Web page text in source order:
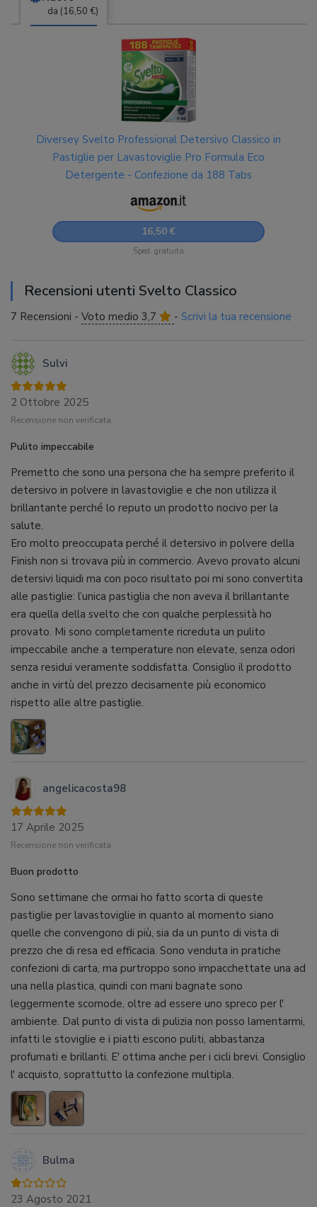
da (16,50 €)
Diversey Svelto Professional Detersivo Classico in
Pastiglie per Lavastoviglie Pro Formula Eco
Detergente - Confezione da 188 Tabs
16,50 €
Sped. gratuita
Recensioni utenti Svelto Classico
7 Recensioni - Voto medio 3,7 - Scrivi la tua recensione
Sulvi
2 Ottobre 2025
Recensione non verificata
Pulito impeccabile
Premetto che sono una persona che ha sempre preferito il
detersivo in polvere in lavastoviglie e che non utilizza il
brillantante perché lo reputo un prodotto nocivo per la
salute.
Ero molto preoccupata perché il detersivo in polvere della
Finish non si trovava più in commercio. Avevo provato alcuni
detersivi liquidi ma con poco risultato poi mi sono convertita
alle pastiglie: l’unica pastiglia che non aveva il brillantante
era quella della svelto che con qualche perplessità ho
provato. Mi sono completamente ricreduta un pulito
impeccabile anche a temperature non elevate, senza odori
senza residui veramente soddisfatta. Consiglio il prodotto
anche in virtù del prezzo decisamente più economico
rispetto alle altre pastiglie.
angelicacosta98
17 Aprile 2025
Recensione non verificata
Buon prodotto
Sono settimane che ormai ho fatto scorta di queste
pastiglie per lavastoviglie in quanto al momento siano
quelle che convengono di più, sia da un punto di vista di
prezzo che di resa ed efficacia. Sono venduta in pratiche
confezioni di carta, ma purtroppo sono impacchettate una ad
una nella plastica, quindi con mani bagnate sono
leggermente scomode, oltre ad essere uno spreco per l'
ambiente. Dal punto di vista di pulizia non posso lamentarmi,
infatti le stoviglie e i piatti escono puliti, abbastanza
profumati e brillanti. E' ottima anche per i cicli brevi. Consiglio
l' acquisto, soprattutto la confezione multipla.
Bulma
23 Agosto 2021